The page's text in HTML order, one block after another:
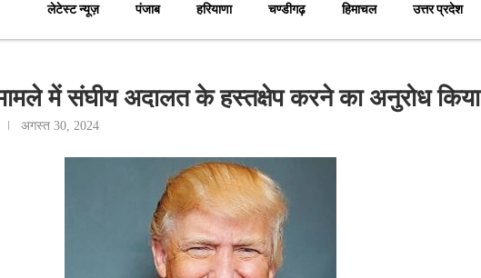
लेटेस्ट न्यूज़ पंजाब हरियाणा चण्डीगढ़ हिमाचल उत्तर प्रदेश
मामले में संघीय अदालत के हस्तक्षेप करने का अनुरोध किया
अगस्त 30, 2024